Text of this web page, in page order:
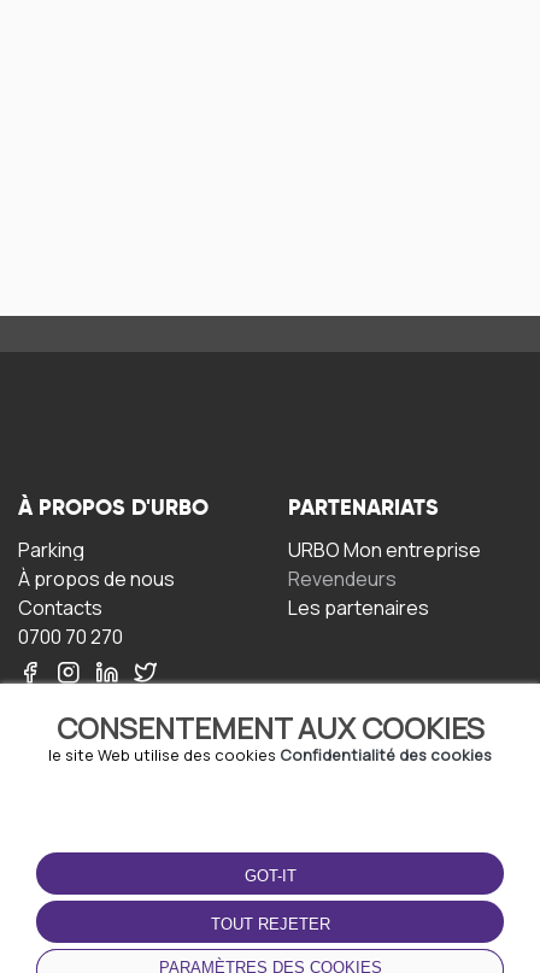
CONSENTEMENT AUX COOKIES
le site Web utilise des cookies Confidentialité des cookies
GOT-IT
TOUT REJETER
PARAMÈTRES DES COOKIES
À PROPOS D'URBO
Parking
À propos de nous
Contacts
0700 70 270
PARTENARIATS
URBO Mon entreprise
Revendeurs
Les partenaires
TERMS-OF-USE
Termes et conditions
Politique de confidentialité
Politique relative aux
cookies
TÉLÉCHARGEZ
L'APPLICATION